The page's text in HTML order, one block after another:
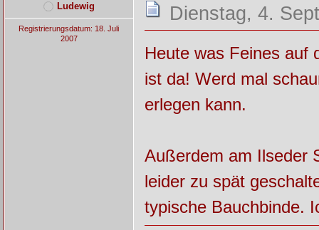
Ludewig
Registrierungsdatum: 18. Juli
2007
Dienstag, 4.
Heute was Feines auf
ist da! Werd mal
erlegen kann.
Außerdem am Ilseder
leider zu spät
typische Bauchbinde.